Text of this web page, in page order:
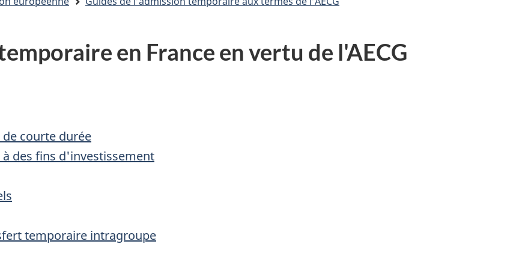
en France en vertu de l'AECG
courte durée
des fins d'investissement
temporaire intragroupe